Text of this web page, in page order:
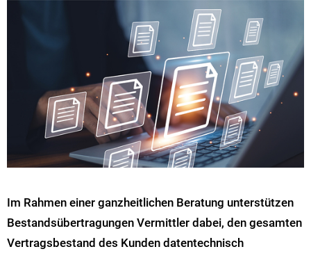
Im Rahmen einer ganzheitlichen Beratung unterstützen
Bestandsübertragungen Vermittler dabei, den gesamten
Vertragsbestand des Kunden datentechnisch